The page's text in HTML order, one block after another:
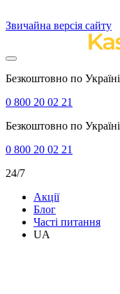
Звичайна версія сайту
Безкоштовно по Україні
0 800 20 02 21
Безкоштовно по Україні
0 800 20 02 21
24/7
Акції
Блог
Часті питання
UA